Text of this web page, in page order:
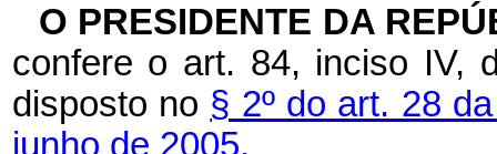
O PRESIDENTE DA
confere o art. 84, inciso IV,
disposto no § 2º do art. 28
junho de 2005,